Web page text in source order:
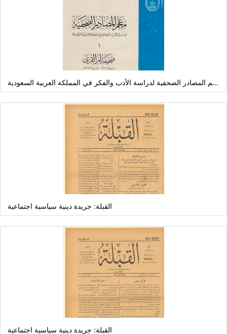
معجم المصادر الصحفية لدراسة الأدب والفكر في المملكة العربية السعوديةBibliography of Saudi writings in periodicals and journals
القبلة: جريدة دينية سياسية اجتماعية
القبلة: جريدة دينية سياسية اجتماعية